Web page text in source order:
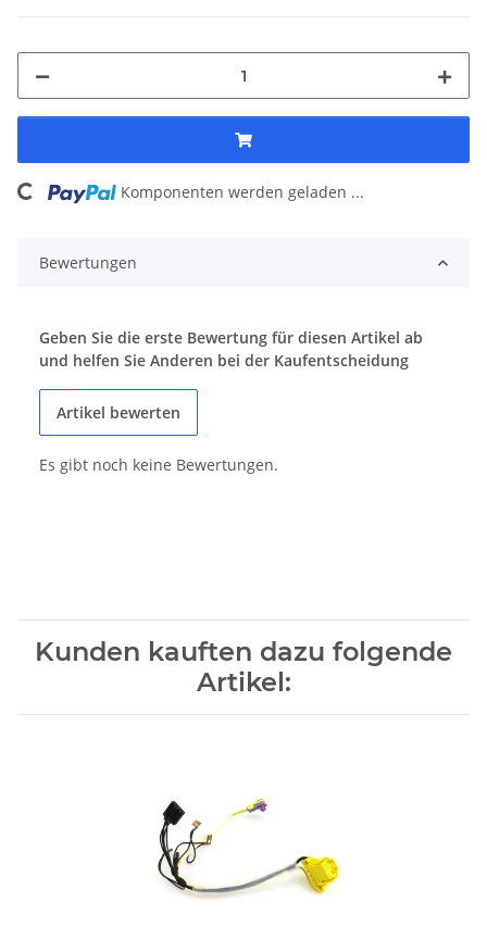
Komponenten werden geladen ...
Bewertungen
Geben Sie die erste Bewertung für diesen Artikel ab
und helfen Sie Anderen bei der Kaufentscheidung
Artikel bewerten
Es gibt noch keine Bewertungen.
Kunden kauften dazu folgende
Artikel: